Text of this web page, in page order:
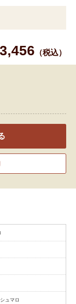
（税込）
ュマロ